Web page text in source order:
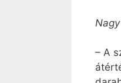
– A